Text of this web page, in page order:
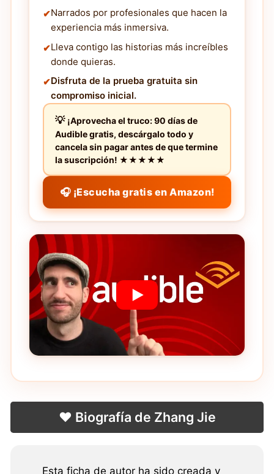
Narrados por profesionales que hacen la
experiencia más inmersiva.
Lleva contigo las historias más increíbles
donde quieras.
Disfruta de la prueba gratuita sin
compromiso inicial.
¡Aprovecha el truco: 90 días de
Audible gratis, descárgalo todo y
cancela sin pagar antes de que termine
la suscripción! ★★★★★
🎧 ¡Escucha gratis en Amazon!
❤️ Biografía de Zhang Jie
Esta ficha de autor ha sido creada y